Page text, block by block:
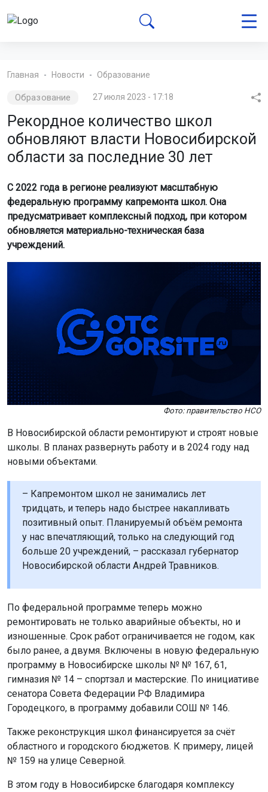
Главная Новости Образование
Образование 27 июля 2023 - 17:18
Рекордное количество школ
обновляют власти Новосибирской
области за последние 30 лет
С 2022 года в регионе реализуют масштабную
федеральную программу капремонта школ. Она
предусматривает комплексный подход, при котором
обновляется материально-техническая база
учреждений.
Фото: правительство НСО
В Новосибирской области ремонтируют и строят новые
школы. В планах развернуть работу и в 2024 году над
новыми объектами.
– Капремонтом школ не занимались лет
тридцать, и теперь надо быстрее накапливать
позитивный опыт. Планируемый объём ремонта
у нас впечатляющий, только на следующий год
больше 20 учреждений, – рассказал губернатор
Новосибирской области Андрей Травников.
По федеральной программе теперь можно
ремонтировать не только аварийные объекты, но и
изношенные. Срок работ ограничивается не годом, как
было ранее, а двумя. Включены в новую федеральную
программу в Новосибирске школы № № 167, 61,
гимназия № 14 – спортзал и мастерские. По инициативе
сенатора Совета Федерации РФ Владимира
Городецкого, в программу добавили СОШ № 146.
Также реконструкция школ финансируется за счёт
областного и городского бюджетов. К примеру, лицей
№ 159 на улице Северной.
В этом году в Новосибирске благодаря комплексу